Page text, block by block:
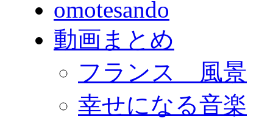
omotesando
動画まとめ
フランス 風景
幸せになる音楽